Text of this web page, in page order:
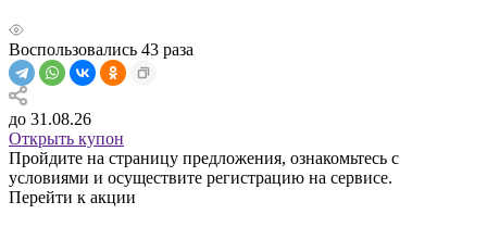
Воспользовались 43 раза
до 31.08.26
Открыть купон
Пройдите на страницу предложения, ознакомьтесь с
условиями и осуществите регистрацию на сервисе.
Перейти к акции